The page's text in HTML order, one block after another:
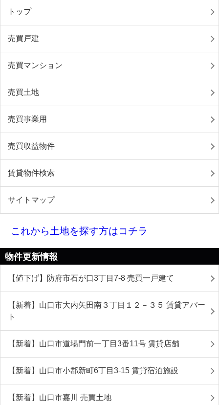
トップ
売買戸建
売買マンション
売買土地
売買事業用
売買収益物件
賃貸物件検索
サイトマップ
これから土地を探す方はコチラ
物件更新情報
【値下げ】防府市石が口3丁目7-8 売買一戸建て
【新着】山口市大内矢田南３丁目１２－３５ 賃貸アパー
ト
【新着】山口市道場門前一丁目3番11号 賃貸店舗
【新着】山口市小郡新町6丁目3-15 賃貸宿泊施設
【新着】山口市嘉川 売買土地